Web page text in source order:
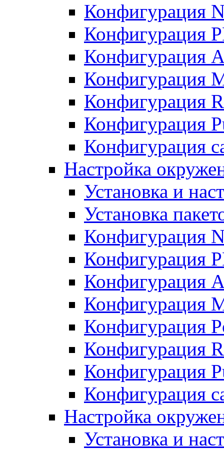
Конфигурация
Конфигурация
Конфигурация
Конфигурация
Конфигурация
Конфигурация
Конфигурация
Настройка
Установка и
Установка
Конфигурация
Конфигурация
Конфигурация
Конфигурация
Конфигурация
Конфигурация
Конфигурация
Конфигурация
Настройка
Установка и